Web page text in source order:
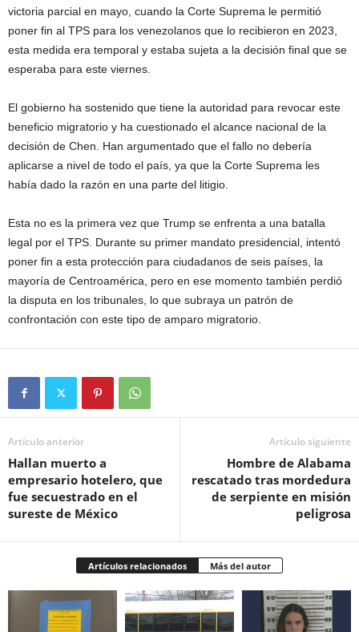
victoria parcial en mayo, cuando la Corte Suprema le permitió
poner fin al TPS para los venezolanos que lo recibieron en 2023,
esta medida era temporal y estaba sujeta a la decisión final que se
esperaba para este viernes.
El gobierno ha sostenido que tiene la autoridad para revocar este
beneficio migratorio y ha cuestionado el alcance nacional de la
decisión de Chen. Han argumentado que el fallo no debería
aplicarse a nivel de todo el país, ya que la Corte Suprema les
había dado la razón en una parte del litigio.
Esta no es la primera vez que Trump se enfrenta a una batalla
legal por el TPS. Durante su primer mandato presidencial, intentó
poner fin a esta protección para ciudadanos de seis países, la
mayoría de Centroamérica, pero en ese momento también perdió
la disputa en los tribunales, lo que subraya un patrón de
confrontación con este tipo de amparo migratorio.
Artículo anterior
Hallan muerto a
empresario hotelero, que
fue secuestrado en el
sureste de México
Artículo siguiente
Hombre de Alabama
rescatado tras mordedura
de serpiente en misión
peligrosa
Artículos relacionados Más del autor